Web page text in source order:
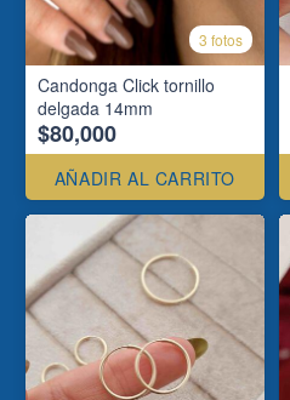
3 fotos
Candonga Click tornillo
delgada 14mm
$80,000
AÑADIR AL CARRITO